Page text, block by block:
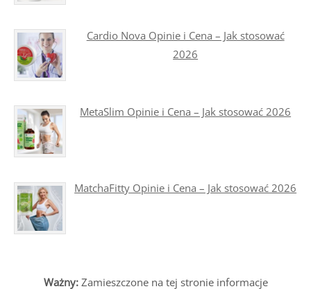
Cardio Nova Opinie i Cena – Jak stosować
2026
MetaSlim Opinie i Cena – Jak stosować 2026
MatchaFitty Opinie i Cena – Jak stosować 2026
Ważny:Zamieszczone na tej stronie informacje